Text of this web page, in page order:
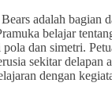
adalah bagian
belajar
pola dan simetri.
sekitar delapan
dengan